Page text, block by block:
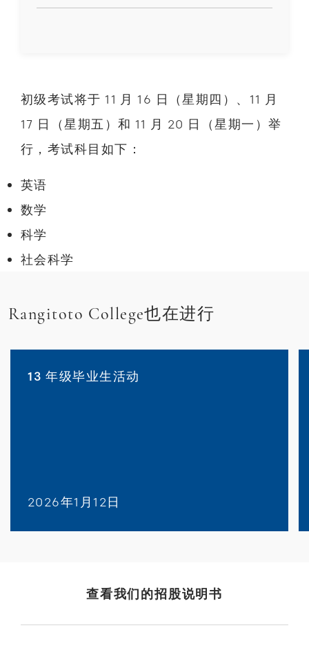
初级考试将于 11 月 16 日（星期四）、11 月
17 日（星期五）和 11 月 20 日（星期一）举
行，考试科目如下：
英语
数学
科学
社会科学
Rangitoto College也在进行
13 年级毕业生活动
2026年1月12日
查看我们的招股说明书